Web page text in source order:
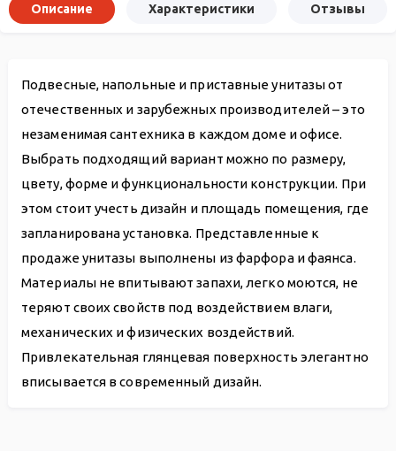
Описание Характеристики Отзывы
Подвесные, напольные и приставные унитазы от
отечественных и зарубежных производителей – это
незаменимая сантехника в каждом доме и офисе.
Выбрать подходящий вариант можно по размеру,
цвету, форме и функциональности конструкции. При
этом стоит учесть дизайн и площадь помещения, где
запланирована установка. Представленные к
продаже унитазы выполнены из фарфора и фаянса.
Материалы не впитывают запахи, легко моются, не
теряют своих свойств под воздействием влаги,
механических и физических воздействий.
Привлекательная глянцевая поверхность элегантно
вписывается в современный дизайн.